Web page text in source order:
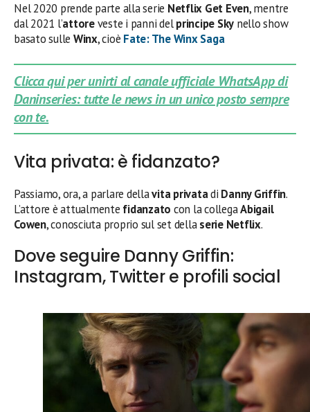
Nel 2020 prende parte alla serie Netflix Get Even, mentre
dal 2021 l’attoreveste i panni delprincipe Sky nello show
basato sulle Winx, cioè Fate: The Winx Saga
Clicca qui per unirti al canale ufficiale WhatsApp di
Daninseries: tutte le news in un unico posto sempre
con te.
Vita privata: è fidanzato?
Passiamo, ora, a parlare dellavita privatadi Danny Griffin.
L’attore è attualmente fidanzato con la collegaAbigail
Cowen, conosciuta proprio sul set dellaserie Netflix.
Dove seguire Danny Griffin:
Instagram, Twitter e profili social